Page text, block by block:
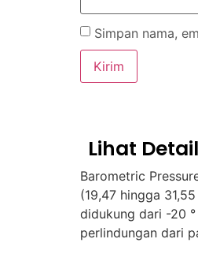
Simpan nama,
Lihat
Barometric
(19,47 hingga
didukung dari -20
perlindungan dari